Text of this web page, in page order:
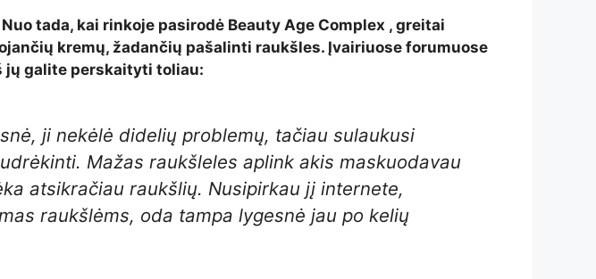
tada, kai rinkoje pasirodė Beauty Age Complex , greitai
kremų, žadančių pašalinti raukšles. Įvairiuose forumuose
jų galite perskaityti toliau:
ji nekėlė didelių problemų, tačiau sulaukusi
Mažas raukšleles aplink akis maskuodavau
atsikračiau raukšlių. Nusipirkau jį internete,
raukšlėms, oda tampa lygesnė jau po kelių